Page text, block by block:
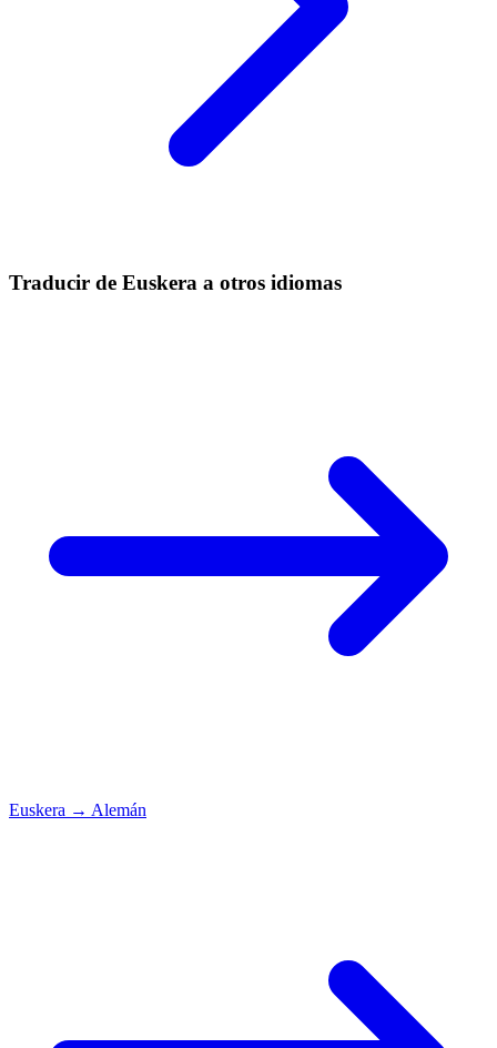
Traducir de Euskera a otros idiomas
Euskera → Alemán